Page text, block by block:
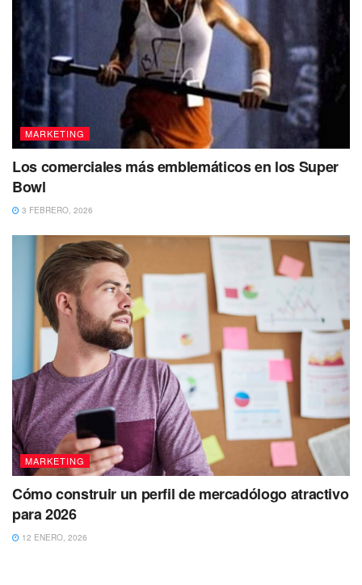
MARKETING
Los comerciales más emblemáticos en los Super
Bowl
3 FEBRERO, 2026
MARKETING
Cómo construir un perfil de mercadólogo atractivo
para 2026
12 ENERO, 2026